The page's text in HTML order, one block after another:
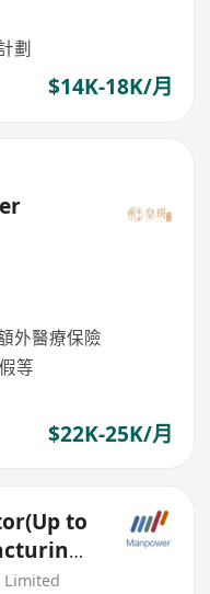
劃
$14K-18K/月
外醫療保險
等
$22K-25K/月
to
Limited